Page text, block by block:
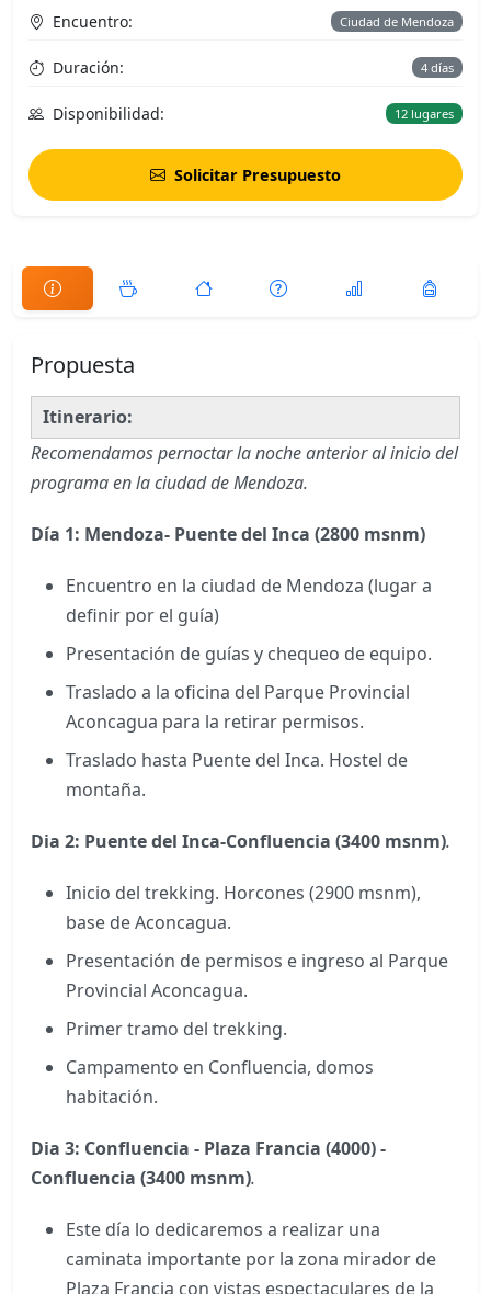
Encuentro: Ciudad de Mendoza
Duración: 4 días
Disponibilidad: 12 lugares
Solicitar Presupuesto
Propuesta
Itinerario:
Recomendamos pernoctar la noche anterior al inicio del
programa en la ciudad de Mendoza.
Día 1: Mendoza- Puente del Inca (2800 msnm)
Encuentro en la ciudad de Mendoza (lugar a
definir por el guía)
Presentación de guías y chequeo de equipo.
Traslado a la oficina del Parque Provincial
Aconcagua para la retirar permisos.
Traslado hasta Puente del Inca. Hostel de
montaña.
Dia 2: Puente del Inca-Confluencia (3400 msnm).
Inicio del trekking. Horcones (2900 msnm),
base de Aconcagua.
Presentación de permisos e ingreso al Parque
Provincial Aconcagua.
Primer tramo del trekking.
Campamento en Confluencia, domos
habitación.
Dia 3: Confluencia - Plaza Francia (4000) -
Confluencia (3400 msnm).
Este día lo dedicaremos a realizar una
caminata importante por la zona mirador de
Plaza Francia con vistas espectaculares de la